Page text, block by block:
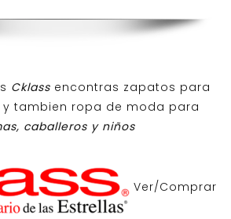
Cklass encontras zapatos para
y tambien ropa de moda para
caballeros y niños
Ver/Comprar